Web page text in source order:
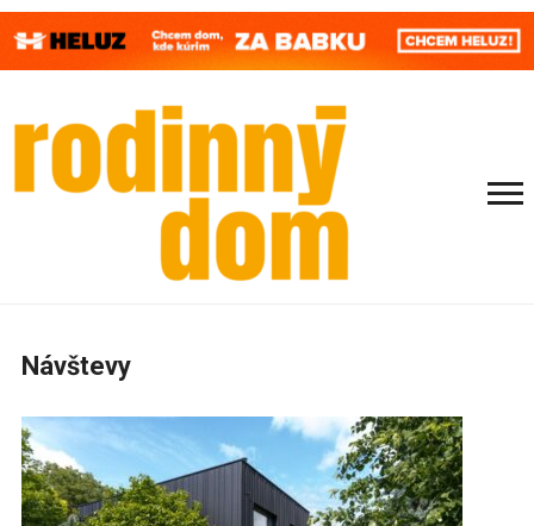
Návštevy